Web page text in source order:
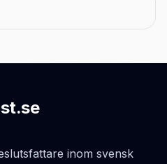
inom svensk